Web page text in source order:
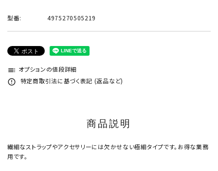
型番: 4975270505219
toc オプションの値段詳細
error_outline 特定商取引法に基づく表記 (返品など)
商品説明
繊細なストラップやアクセサリーには欠かせない極細タイプです。お得な業務
用です。